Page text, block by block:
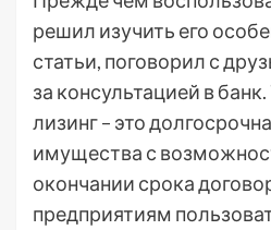
решил изучить его
статьи, поговорил с
за консультацией в банк.
лизинг – это
имущества с
окончании срока
предприятиям